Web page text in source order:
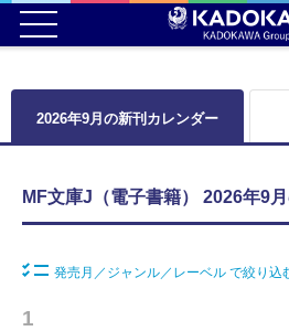
2026年9月の新刊カレンダー
MF文庫J（電子書籍） 2026年9
発売月／ジャンル／レーベル で絞り込
1